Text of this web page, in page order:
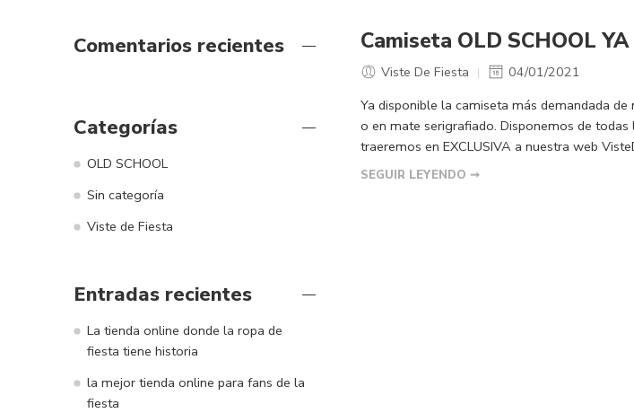
Camiseta OLD SCHOOL
Viste De Fiesta
04/01/2021
Ya disponible la camiseta más demandada
o en mate serigrafiado. Disponemos de
traeremos en EXCLUSIVA a nuestra web
SEGUIR LEYENDO ➞
Comentarios recientes
Categorías
OLD SCHOOL
Sin categoría
Viste de Fiesta
Entradas recientes
La tienda online donde la ropa de
fiesta tiene historia
la mejor tienda online para fans de la
fiesta